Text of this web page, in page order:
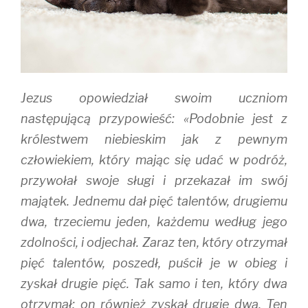
i
n
d
w
i
n
n
d
o
Jezus opowiedział swoim uczniom
następującą przypowieść: «Podobnie jest z
królestwem niebieskim jak z pewnym
człowiekiem, który mając się udać w podróż,
przywołał swoje sługi i przekazał im swój
majątek. Jednemu dał pięć talentów, drugiemu
dwa, trzeciemu jeden, każdemu według jego
zdolności, i odjechał. Zaraz ten, który otrzymał
pięć talentów, poszedł, puścił je w obieg i
zyskał drugie pięć. Tak samo i ten, który dwa
otrzymał; on również zyskał drugie dwa. Ten